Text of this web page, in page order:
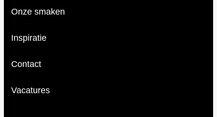
Onze smaken
Inspiratie
Contact
Vacatures